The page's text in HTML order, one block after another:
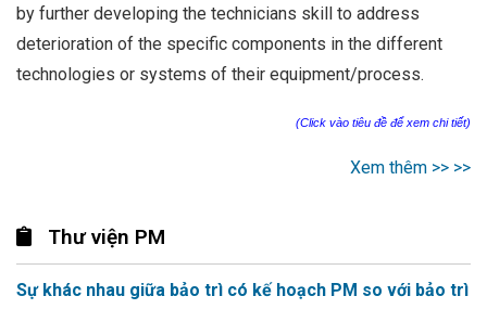
by further developing the technicians skill to address
deterioration of the specific components in the different
technologies or systems of their equipment/process.
(Click vào tiêu đề để xem chi tiết)
Xem thêm >> >>
Thư viện PM
Sự khác nhau giữa bảo trì có kế hoạch PM so với bảo trì